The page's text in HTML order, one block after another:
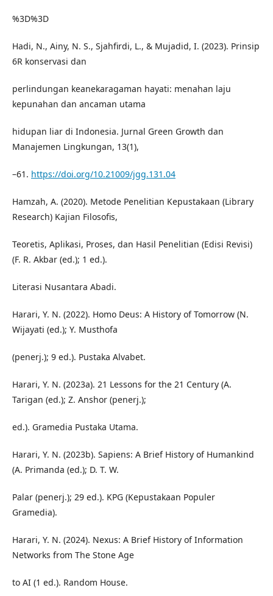
%3D%3D
Hadi, N., Ainy, N. S., Sjahfirdi, L., & Mujadid, I. (2023). Prinsip
6R konservasi dan
perlindungan keanekaragaman hayati: menahan laju
kepunahan dan ancaman utama
hidupan liar di Indonesia. Jurnal Green Growth dan
Manajemen Lingkungan, 13(1),
–61. https://doi.org/10.21009/jgg.131.04
Hamzah, A. (2020). Metode Penelitian Kepustakaan (Library
Research) Kajian Filosofis,
Teoretis, Aplikasi, Proses, dan Hasil Penelitian (Edisi Revisi)
(F. R. Akbar (ed.); 1 ed.).
Literasi Nusantara Abadi.
Harari, Y. N. (2022). Homo Deus: A History of Tomorrow (N.
Wijayati (ed.); Y. Musthofa
(penerj.); 9 ed.). Pustaka Alvabet.
Harari, Y. N. (2023a). 21 Lessons for the 21 Century (A.
Tarigan (ed.); Z. Anshor (penerj.);
ed.). Gramedia Pustaka Utama.
Harari, Y. N. (2023b). Sapiens: A Brief History of Humankind
(A. Primanda (ed.); D. T. W.
Palar (penerj.); 29 ed.). KPG (Kepustakaan Populer
Gramedia).
Harari, Y. N. (2024). Nexus: A Brief History of Information
Networks from The Stone Age
to AI (1 ed.). Random House.